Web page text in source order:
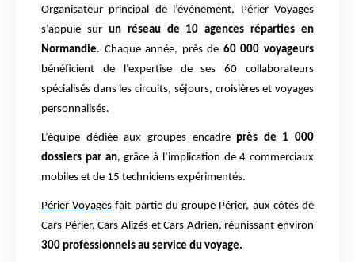
Organisateur principal de l’événement, Périer Voyages
s’appuie sur un réseau de 10 agences réparties en
Normandie. Chaque année, près de 60 000 voyageurs
bénéficient de l’expertise de ses 60 collaborateurs
spécialisés dans les circuits, séjours, croisières et voyages
personnalisés.
L’équipe dédiée aux groupes encadreprès de 1 000
dossiers par an, grâce à l’implication de 4 commerciaux
mobiles et de 15 techniciens expérimentés.
Périer Voyages fait partie du groupe Périer, aux côtés de
Cars Périer, Cars Alizés et Cars Adrien, réunissant environ
300 professionnels au service du voyage.